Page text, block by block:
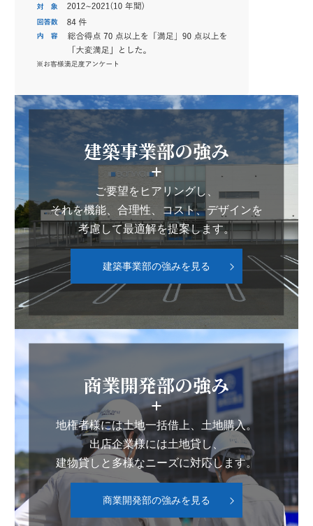
建築事業部の強み
ご要望をヒアリングし、
それを機能、合理性、コスト、デザインを
考慮して最適解を提案します。
建築事業部の強みを見る
商業開発部の強み
地権者様には土地一括借上、土地購入。
出店企業様には土地貸し、
建物貸しと多様なニーズに対応します。
商業開発部の強みを見る